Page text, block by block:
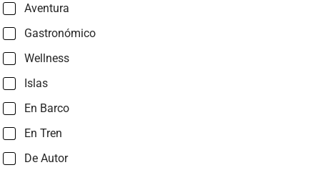
Aventura
Gastronómico
Wellness
Islas
En Barco
En Tren
De Autor